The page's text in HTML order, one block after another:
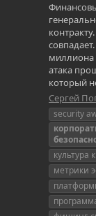
миллиона
атака
который
Сергей
security
культура
метрики